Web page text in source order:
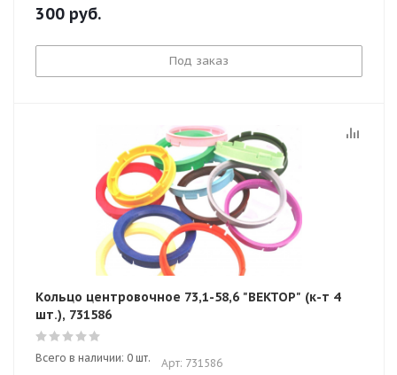
300 руб.
Под заказ
Кольцо центровочное 73,1-58,6 "ВЕКТОР" (к-т 4
шт.), 731586
Всего в наличии: 0 шт. Арт: 731586